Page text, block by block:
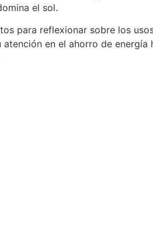
el sol.
para reflexionar sobre los
en el ahorro de energía